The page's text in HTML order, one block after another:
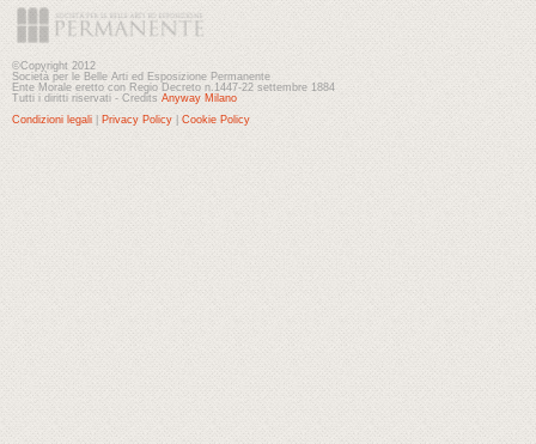
©Copyright 2012
Società per le Belle Arti ed Esposizione Permanente
Ente Morale eretto con Regio Decreto n.1447-22 settembre 1884
Tutti i diritti riservati - Credits Anyway Milano
Condizioni legali
Privacy Policy Cookie Policy